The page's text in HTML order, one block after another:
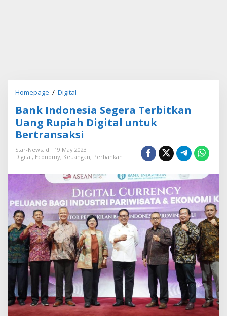
Homepage / Digital
n
k
I
n
d
o
e
s
i
a
S
e
g
e
r
a
T
e
r
b
i
t
Bank Indonesia Segera Terbitkan
Uang Rupiah Digital untuk
Bertransaksi
Star-News.id
19 May 2023
Digital, Economy, Keuangan, Perbankan